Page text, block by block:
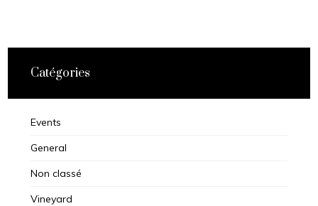
Catégories
Events
General
Non classé
Vineyard